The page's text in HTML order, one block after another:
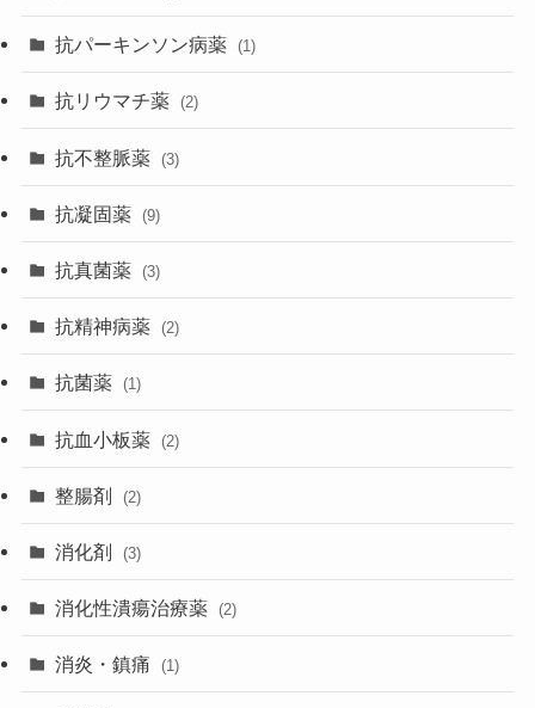
抗パーキンソン病薬 (1)
抗リウマチ薬 (2)
抗不整脈薬 (3)
抗凝固薬 (9)
抗真菌薬 (3)
抗精神病薬 (2)
抗菌薬 (1)
抗血小板薬 (2)
整腸剤 (2)
消化剤 (3)
消化性潰瘍治療薬 (2)
消炎・鎮痛 (1)